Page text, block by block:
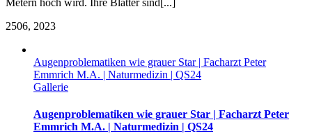
2506, 2023
Augenproblematiken wie grauer Star | Facharzt Peter
Emmrich M.A. | Naturmedizin | QS24
Gallerie
Augenproblematiken wie grauer Star | Facharzt Peter
Emmrich M.A. | Naturmedizin | QS24